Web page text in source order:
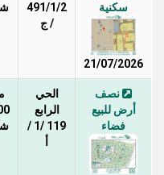
سكنية
21/07/2026
491/1/2
/ ج
نصف
أرض للبيع
فضاء
الحي
الرابع
119 /1 /